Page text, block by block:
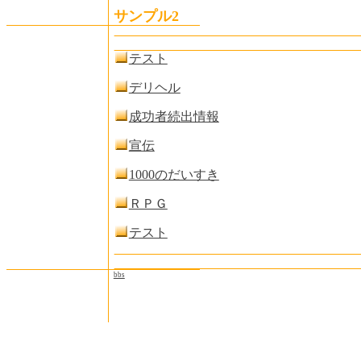
サンプル2
テスト
デリヘル
成功者続出情報
宣伝
1000のだいすき
ＲＰＧ
テスト
bbs